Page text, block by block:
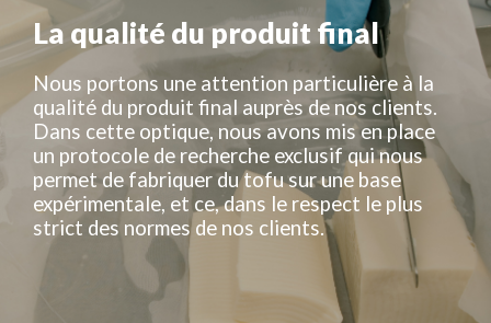
Soya alimentaire
La qualité du produit final
Nous portons une attention particulière à la
qualité du produit final auprès de nos clients.
Dans cette optique, nous avons mis en place
un protocole de recherche exclusif qui nous
permet de fabriquer du tofu sur une base
expérimentale, et ce, dans le respect le plus
strict des normes de nos clients.